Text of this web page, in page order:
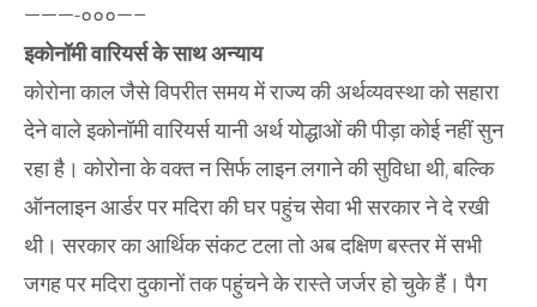
———-०००—–
इकोनॉमी वारियर्स के साथ अन्याय
कोरोना काल जैसे विपरीत समय में राज्य की अर्थव्यवस्था को सहारा
देने वाले इकोनॉमी वारियर्स यानी अर्थ योद्धाओं की पीड़ा कोई नहीं सुन
रहा है। कोरोना के वक्त न सिर्फ लाइन लगाने की सुविधा थी, बल्कि
ऑनलाइन आर्डर पर मदिरा की घर पहुंच सेवा भी सरकार ने दे रखी
थी। सरकार का आर्थिक संकट टला तो अब दक्षिण बस्तर में सभी
जगह पर मदिरा दुकानों तक पहुंचने के रास्ते जर्जर हो चुके हैं। पैग